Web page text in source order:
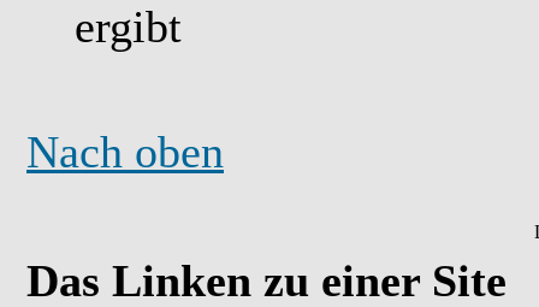
ergibt
Nach oben
Das Linken zu einer Site